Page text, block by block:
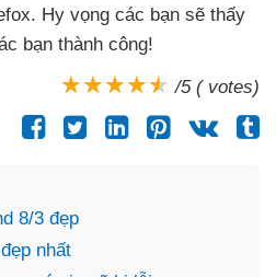
. Hy vọng các bạn sẽ thấy
bạn thành công!
/5 ( votes)
8/3 đẹp
nhất